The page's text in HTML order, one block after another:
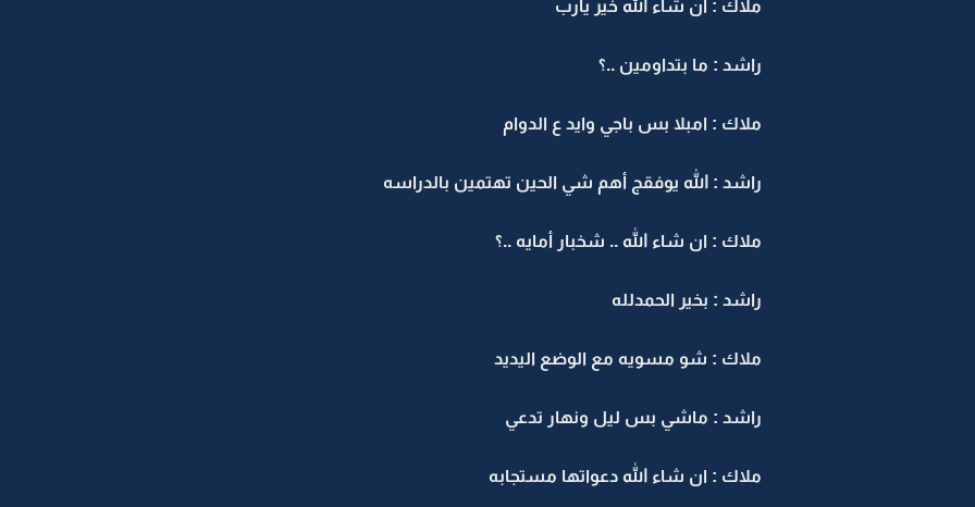
ملاك : ان شاء الله خير يارب
راشد : ما بتداومين ..؟
ملاك : امبلا بس باجي وايد ع الدوام
راشد : الله يوفقج أهم شي الحين تهتمين بالدراسه
ملاك : ان شاء الله .. شخبار أمايه ..؟
راشد : بخير الحمدلله
ملاك : شو مسويه مع الوضع اليديد
راشد : ماشي بس ليل ونهار تدعي
ملاك : ان شاء الله دعواتها مستجابه